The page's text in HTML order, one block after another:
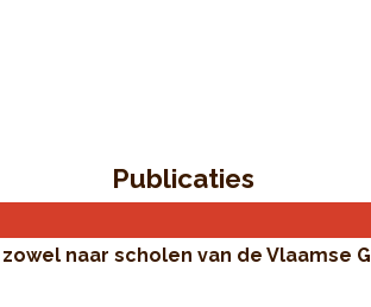
Publicaties
naar scholen van de Vlaamse